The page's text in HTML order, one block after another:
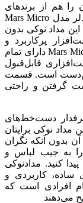
را هم از برند‌های
مدل Mars Micro
این مداد نوکی بدون
پرکاربرد و
Marsدارای تمام
قابل‌قبول
است. قسمت
گرفتن و راحتی
دست‌خط‌های
۰.۵ میلی‌متری این مداد نوکی برایتان
بدون آنکه نگران
را به جیب لباس و
کنید. مدادنوکی
ساده، کاربردی و
افرادی است که
می‌دهند